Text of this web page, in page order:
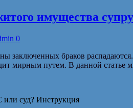
имущества
0
заключенных браков
мирным путем. В данной статье